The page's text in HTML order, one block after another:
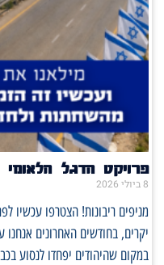
פרויקט הדגל הלאומי
8 ביולי 2026
מניפים ריבונות! הצטרפו עכשיו
יקרים, בחודשים האחרונים אנחנו
במקום שהיהודים יפחדו לנסוע